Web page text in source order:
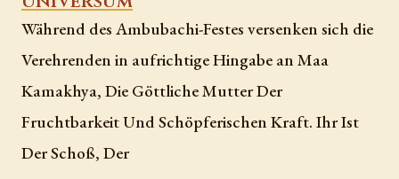
Während des Ambubachi-Festes versenken sich die
Verehrenden in aufrichtige Hingabe an Maa
Kamakhya, Die Göttliche Mutter Der
Fruchtbarkeit Und Schöpferischen Kraft. Ihr Ist
Der Schoß, Der